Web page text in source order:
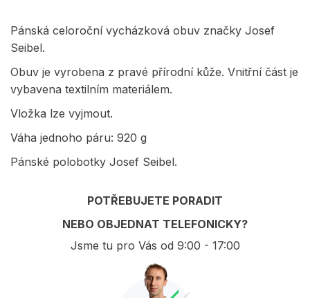
Pánská celoroční vycházková obuv značky Josef
Seibel.
Obuv je vyrobena z pravé přírodní kůže. Vnitřní část je
vybavena textilním materiálem.
Vložka lze vyjmout.
Váha jednoho páru: 920 g
Pánské polobotky Josef Seibel.
POTŘEBUJETE PORADIT
NEBO OBJEDNAT TELEFONICKY?
Jsme tu pro Vás od 9:00 - 17:00